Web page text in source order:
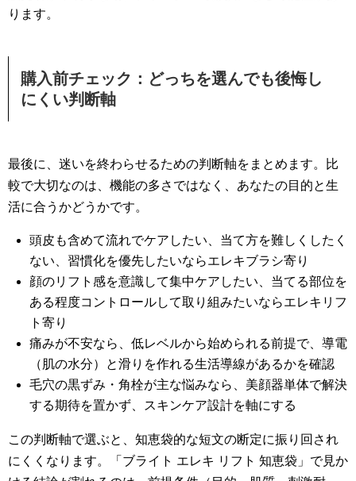
ります。
購入前チェック：どっちを選んでも後悔し
にくい判断軸
最後に、迷いを終わらせるための判断軸をまとめます。比
較で大切なのは、機能の多さではなく、あなたの目的と生
活に合うかどうかです。
頭皮も含めて流れでケアしたい、当て方を難しくしたく
ない、習慣化を優先したいならエレキブラシ寄り
顔のリフト感を意識して集中ケアしたい、当てる部位を
ある程度コントロールして取り組みたいならエレキリフ
ト寄り
痛みが不安なら、低レベルから始められる前提で、導電
（肌の水分）と滑りを作れる生活導線があるかを確認
毛穴の黒ずみ・角栓が主な悩みなら、美顔器単体で解決
する期待を置かず、スキンケア設計を軸にする
この判断軸で選ぶと、知恵袋的な短文の断定に振り回され
にくくなります。「ブライト エレキ リフト 知恵袋」で見か